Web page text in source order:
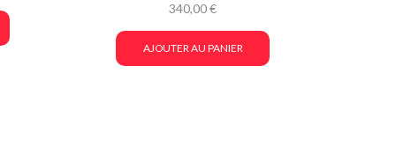
340,00€
AJOUTER AU PANIER